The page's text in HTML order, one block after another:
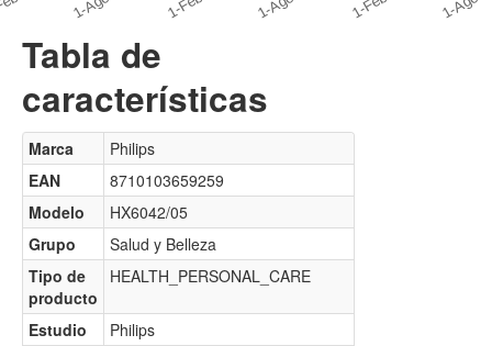
Tabla de
características
Marca
Philips
EAN
8710103659259
Modelo
HX6042/05
Grupo
Salud y Belleza
Tipo de
producto
HEALTH_PERSONAL_CARE
Estudio
Philips